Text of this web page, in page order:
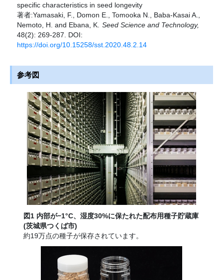
specific characteristics in seed longevity
著者:Yamasaki, F., Domon E., Tomooka N., Baba-Kasai A.,
Nemoto, H. and Ebana, K. Seed Science and Technology,
48(2): 269-287. DOI:
https://doi.org/10.15258/sst.2020.48.2.14
参考図
図1 内部が−1°C、湿度30%に保たれた配布用種子貯蔵庫
(茨城県つくば市)
約19万点の種子が保存されています。